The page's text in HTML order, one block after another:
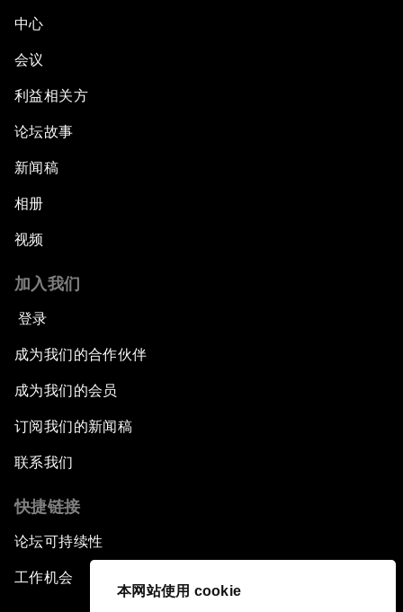
本网站使用 cookie
中心
会议
利益相关方
论坛故事
新闻稿
相册
视频
加入我们
登录
成为我们的合作伙伴
成为我们的会员
订阅我们的新闻稿
联系我们
快捷链接
论坛可持续性
工作机会